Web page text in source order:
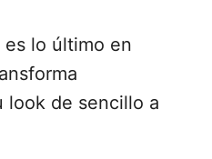
lo último en
look de sencillo a